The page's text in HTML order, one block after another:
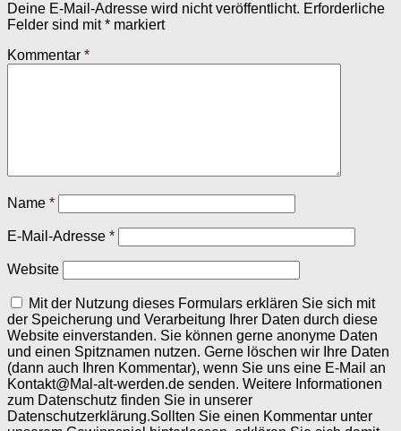
Deine E-Mail-Adresse wird nicht veröffentlicht. Erforderliche
Felder sind mit* markiert
Kommentar *
Name *
E-Mail-Adresse *
Website
Mit der Nutzung dieses Formulars erklären Sie sich mit
der Speicherung und Verarbeitung Ihrer Daten durch diese
Website einverstanden. Sie können gerne anonyme Daten
und einen Spitznamen nutzen. Gerne löschen wir Ihre Daten
(dann auch Ihren Kommentar), wenn Sie uns eine E-Mail an
Kontakt@Mal-alt-werden.de senden. Weitere Informationen
zum Datenschutz finden Sie in unserer
Datenschutzerklärung.Sollten Sie einen Kommentar unter